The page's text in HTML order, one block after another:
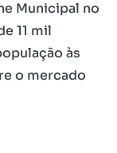
Municipal no
11 mil
às
o mercado